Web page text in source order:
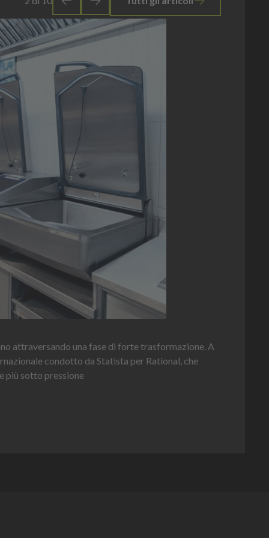
attraversando una fase di forte trasformazione. A
condotto da Statista per Rational, che
più sotto pressione